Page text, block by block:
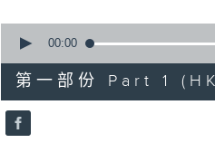
90%
seconds
55
minutes,
10
seconds
90%
00:00
第一部份 Part 1